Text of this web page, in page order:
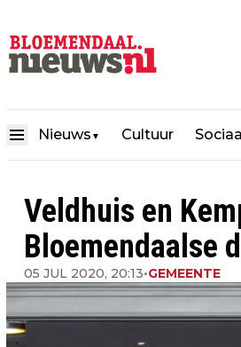
Nieuws ▼ Cultuur
Veldhuis en
Bloemendaalse
05 JUL 2020, 20:13•GEMEENTE